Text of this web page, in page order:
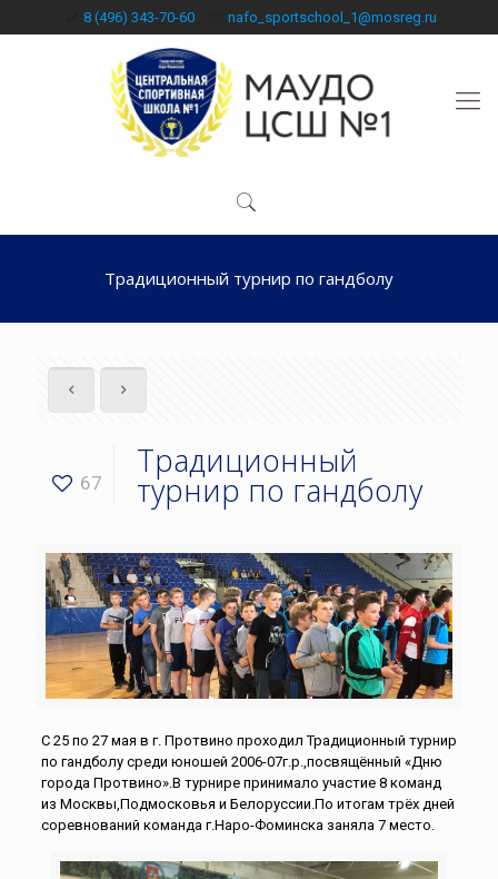
8 (496) 343-70-60 nafo_sportschool_1@mosreg.ru
Традиционный турнир по гандболу
67
Традиционный
турнир по гандболу
С 25 по 27 мая в г. Протвино проходил Традиционный турнир
по гандболу среди юношей 2006-07г.р.,посвящённый «Дню
города Протвино».В турнире принимало участие 8 команд
из Москвы,Подмосковья и Белоруссии.По итогам трёх дней
соревнований команда г.Наро-Фоминска заняла 7 место.